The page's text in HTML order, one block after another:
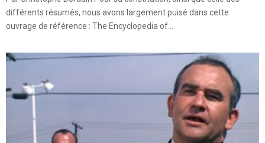
différents résumés, nous avons largement puisé dans cette
ouvrage de référence : The Encyclopedia of...